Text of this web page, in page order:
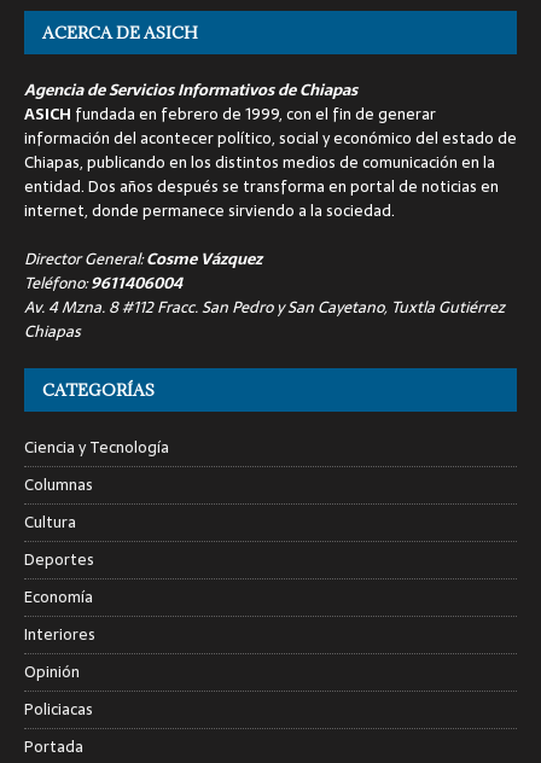
ACERCA DE ASICH
Agencia de Servicios Informativos de Chiapas
ASICH fundada en febrero de 1999, con el fin de generar
información del acontecer político, social y económico del estado de
Chiapas, publicando en los distintos medios de comunicación en la
entidad. Dos años después se transforma en portal de noticias en
internet, donde permanece sirviendo a la sociedad.
Director General:Cosme Vázquez
Teléfono:9611406004
Av. 4 Mzna. 8 #112 Fracc. San Pedro y San Cayetano, Tuxtla Gutiérrez
Chiapas
CATEGORÍAS
Ciencia y Tecnología
Columnas
Cultura
Deportes
Economía
Interiores
Opinión
Policiacas
Portada